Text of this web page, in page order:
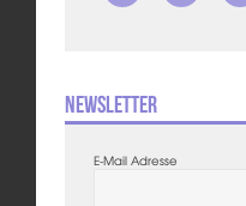
Newsletter
E-Mail Adresse